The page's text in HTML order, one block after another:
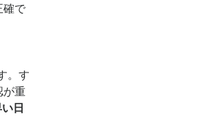
確で
。す
が重
日